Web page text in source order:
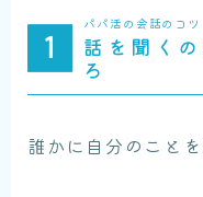
パパ活の会話のコツ
話を聞く
ろ
誰かに自分のこと